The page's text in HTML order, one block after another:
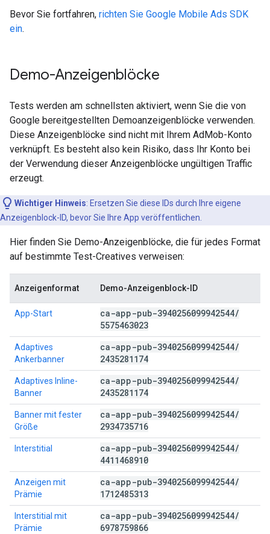
Bevor Sie fortfahren, richten Sie Google Mobile Ads SDK
ein.
Demo-Anzeigenblöcke
Tests werden am schnellsten aktiviert, wenn Sie die von
Google bereitgestellten Demoanzeigenblöcke verwenden.
Diese Anzeigenblöcke sind nicht mit Ihrem AdMob-Konto
verknüpft. Es besteht also kein Risiko, dass Ihr Konto bei
der Verwendung dieser Anzeigenblöcke ungültigen Traffic
erzeugt.
Wichtiger Hinweis: Ersetzen Sie diese IDs durch Ihre eigene
Anzeigenblock-ID, bevor Sie Ihre App veröffentlichen.
Hier finden Sie Demo-Anzeigenblöcke, die für jedes Format
auf bestimmte Test-Creatives verweisen:
Anzeigenformat Demo-Anzeigenblock-ID
App-Start ca-app-pub-3940256099942544/
5575463023
Adaptives
Ankerbanner
ca-app-pub-3940256099942544/
2435281174
Adaptives Inline-
Banner
ca-app-pub-3940256099942544/
2435281174
Banner mit fester
Größe
ca-app-pub-3940256099942544/
2934735716
Interstitial ca-app-pub-3940256099942544/
4411468910
Anzeigen mit
Prämie
ca-app-pub-3940256099942544/
1712485313
Interstitial mit
Prämie
ca-app-pub-3940256099942544/
6978759866